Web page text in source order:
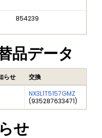
854239
品データ
らせ
交換
NX3L1T5157GMZ
(935287633471)
せ